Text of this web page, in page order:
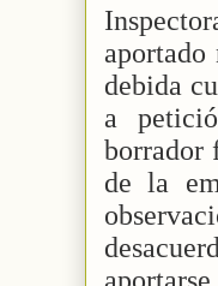
debida
a
borrador
de la